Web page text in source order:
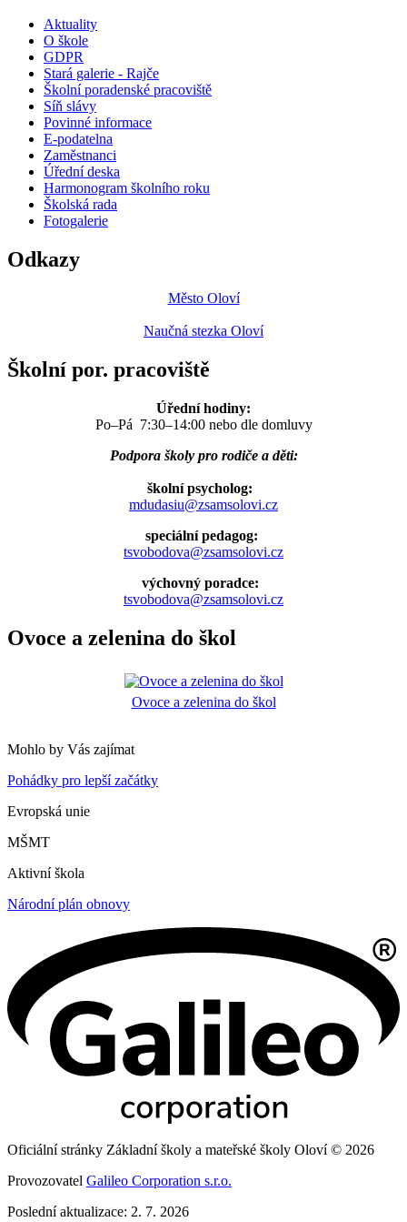
Aktuality
O škole
GDPR
Stará galerie - Rajče
Školní poradenské pracoviště
Síň slávy
Povinné informace
E-podatelna
Zaměstnanci
Úřední deska
Harmonogram školního roku
Školská rada
Fotogalerie
Odkazy
Město Oloví
Naučná stezka Oloví
Školní por. pracoviště
Úřední hodiny:
Po–Pá 7:30–14:00 nebo dle domluvy
Podpora školy pro rodiče a děti:
školní psycholog:
mdudasiu@zsamsolovi.cz
speciální pedagog:
tsvobodova@zsamsolovi.cz
výchovný poradce:
tsvobodova@zsamsolovi.cz
Ovoce a zelenina do škol
Ovoce a zelenina do škol
Mohlo by Vás zajímat
Pohádky pro lepší začátky
Evropská unie
MŠMT
Aktivní škola
Národní plán obnovy
Oficiální stránky Základní školy a mateřské školy Oloví © 2026
Provozovatel Galileo Corporation s.r.o.
Poslední aktualizace: 2. 7. 2026